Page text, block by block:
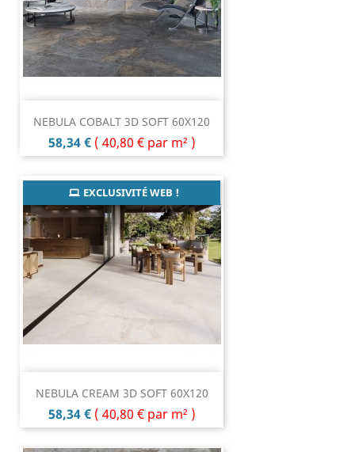
NEBULA COBALT 3D SOFT 60X120
Prix
58,34 € ( 40,80 € par m² )
NEBULA CREAM 3D SOFT 60X120
Prix
58,34 € ( 40,80 € par m² )
EXCLUSIVITÉ WEB !